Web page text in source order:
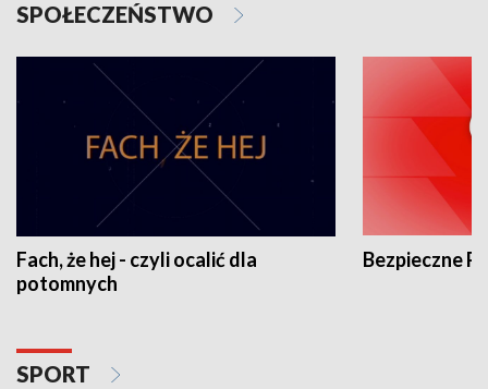
SPOŁECZEŃSTWO
Fach, że hej - czyli ocalić dla
potomnych
Bezpieczne
SPORT